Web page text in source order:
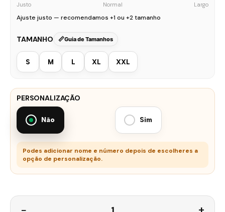
Justo Normal Largo
Ajuste justo — recomendamos +1 ou +2 tamanho
TAMANHO Guia de Tamanhos
S M L XL XXL
PERSONALIZAÇÃO
Não Sim
Podes adicionar nome e número depois de escolheres a
opção de personalização.